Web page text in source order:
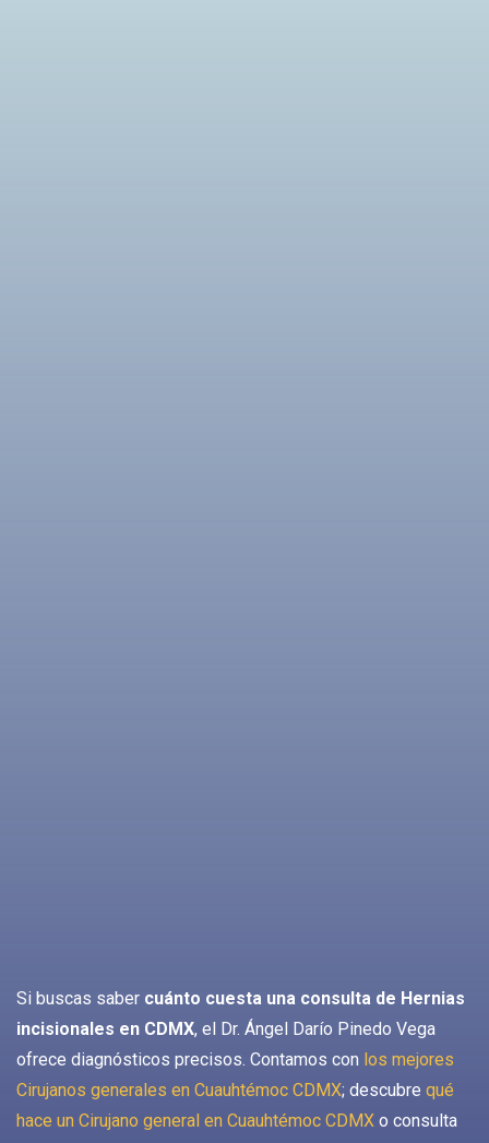
Si buscas saber cuánto cuesta una consulta de Hernias
incisionales en CDMX, el Dr. Ángel Darío Pinedo Vega
ofrece diagnósticos precisos. Contamos con los mejores
Cirujanos generales en Cuauhtémoc CDMX; descubre qué
hace un Cirujano general en Cuauhtémoc CDMX o consulta